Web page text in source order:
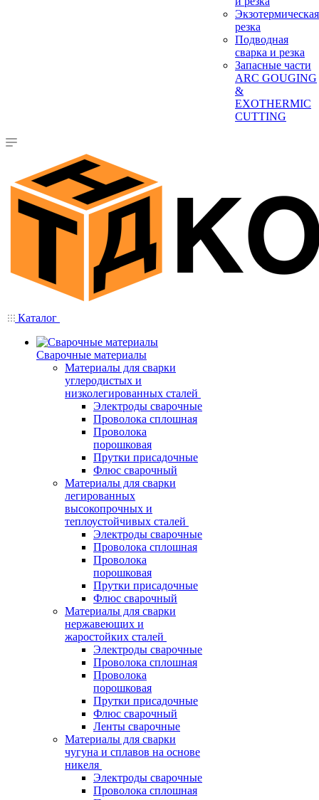
Экзотермическая
резка
Подводная
сварка и резка
Запасные части
ARC GOUGING
&
EXOTHERMIC
CUTTING
Каталог
Сварочные материалы
Материалы для сварки
углеродистых и
низколегированных сталей
Электроды сварочные
Проволока сплошная
Проволока
порошковая
Прутки присадочные
Флюс сварочный
Материалы для сварки
легированных
высокопрочных и
теплоустойчивых сталей
Электроды сварочные
Проволока сплошная
Проволока
порошковая
Прутки присадочные
Флюс сварочный
Материалы для сварки
нержавеющих и
жаростойких сталей
Электроды сварочные
Проволока сплошная
Проволока
порошковая
Прутки присадочные
Флюс сварочный
Ленты сварочные
Материалы для сварки
чугуна и сплавов на основе
никеля
Электроды сварочные
Проволока сплошная